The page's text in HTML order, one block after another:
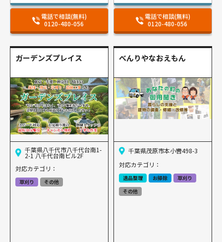
電話で相談(無料)
0120-480-056
電話で相談(無料)
0120-480-056
ガーデンズプレイス
千葉県八千代市八千代台南1-
2-1 八千代台南ビル2F
対応カテゴリ：
草刈り その他
べんりやなおえもん
千葉県茂原市本小轡498-3
対応カテゴリ：
遺品整理 お掃除
草刈り
その他